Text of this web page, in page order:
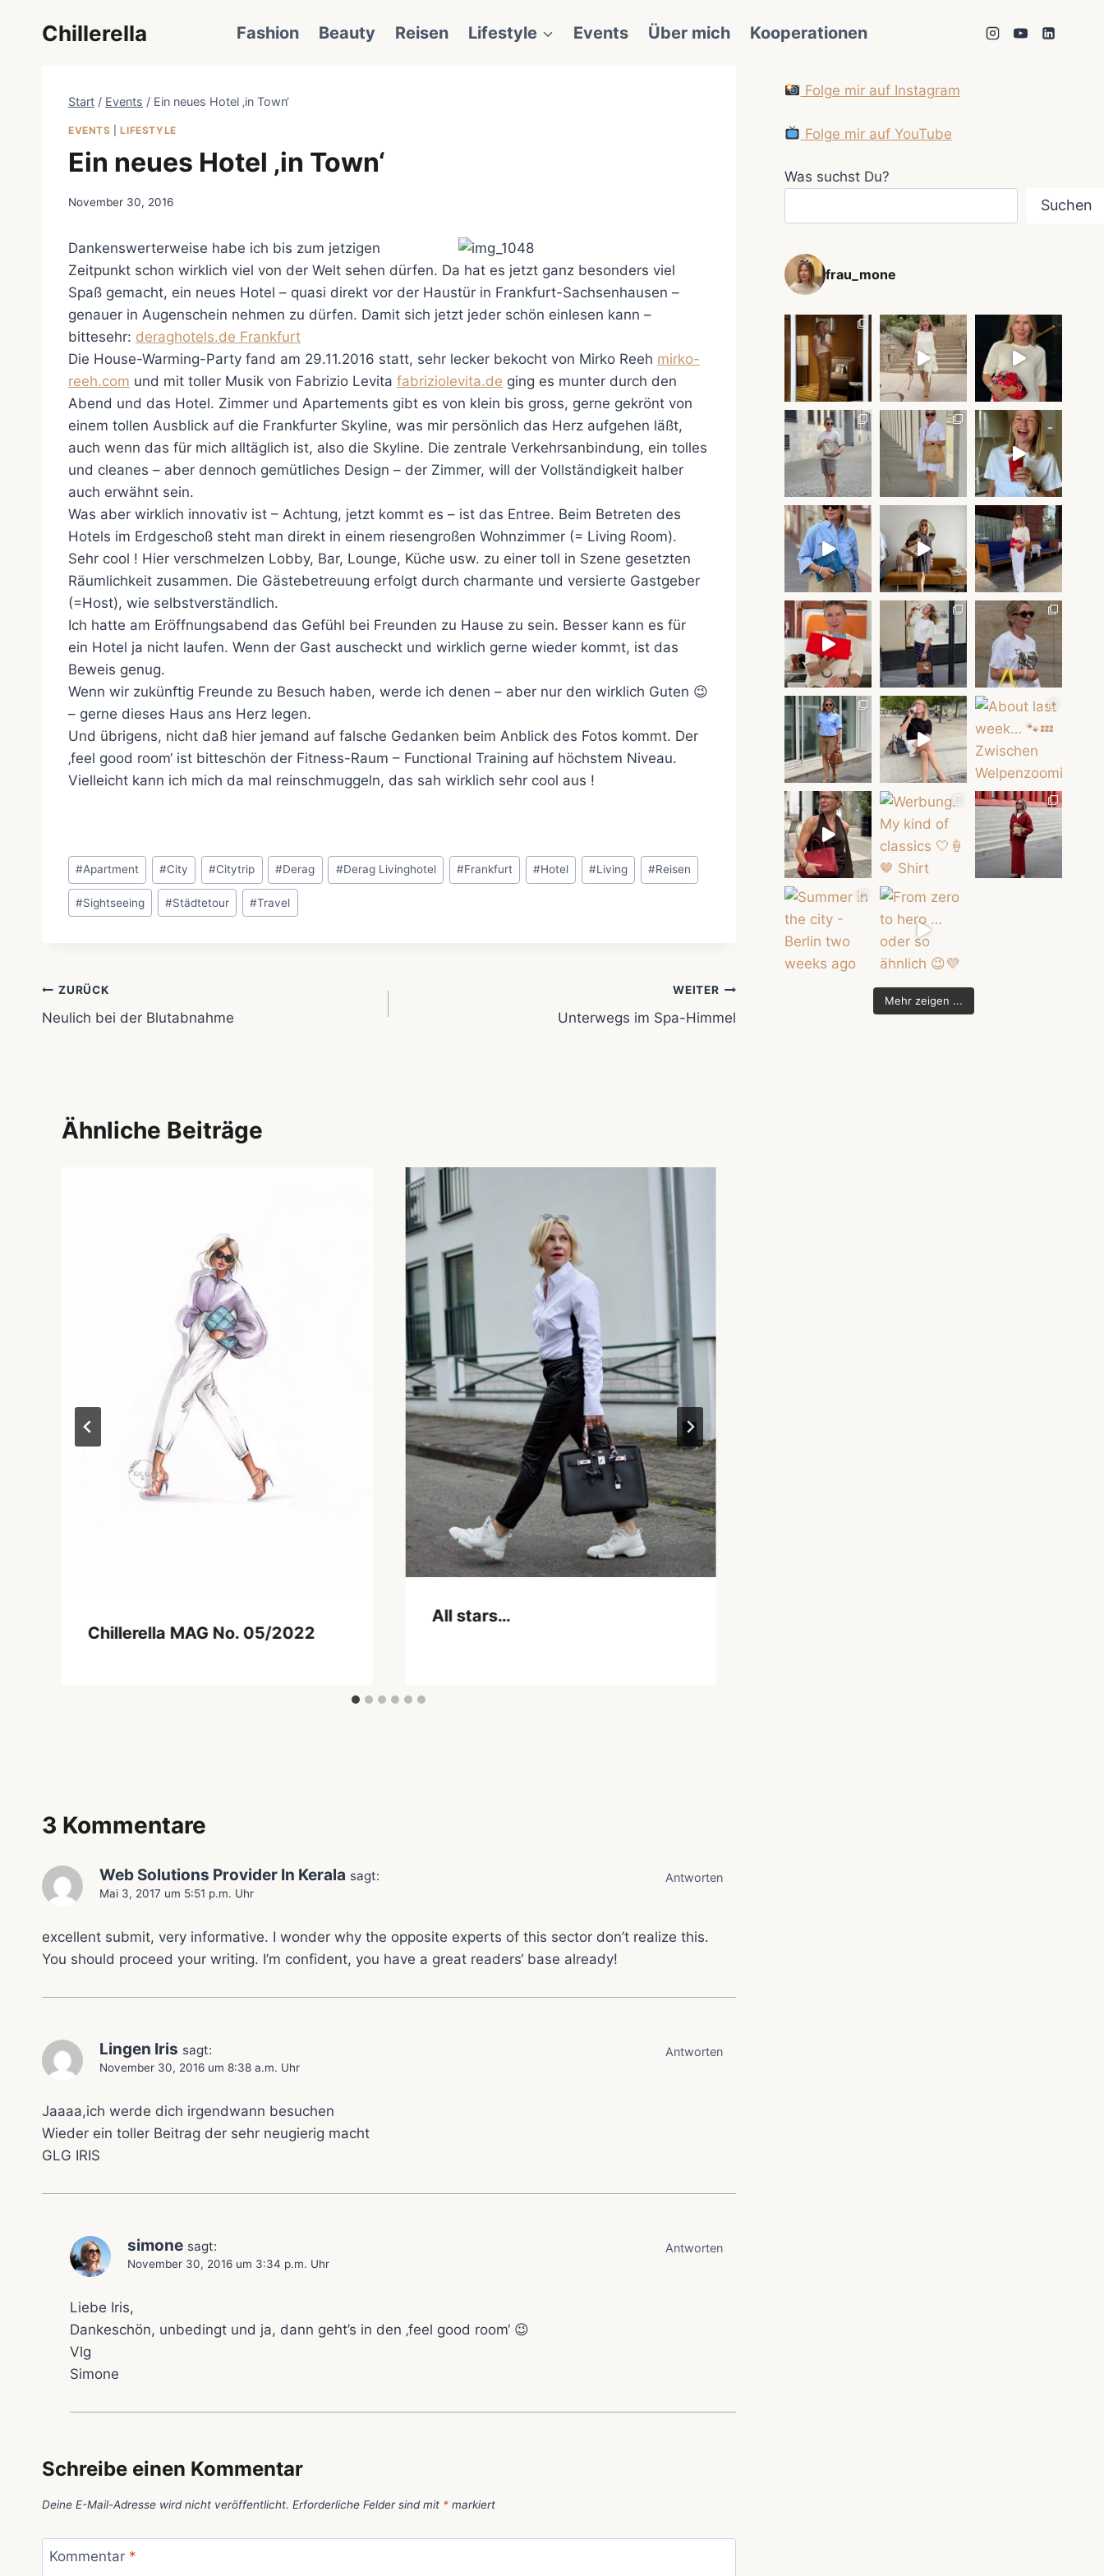
Chillerella Fashion Beauty Reisen Lifestyle Events Über mich Kooperationen
Start / Events / Ein neues Hotel ‚in Town‘
EVENTS |LIFESTYLE
Ein neues Hotel ‚in Town‘
November 30, 2016
Dankenswerterweise habe ich bis zum jetzigen
Zeitpunkt schon wirklich viel von der Welt sehen dürfen. Da hat es jetzt ganz besonders viel
Spaß gemacht, ein neues Hotel – quasi direkt vor der Haustür in Frankfurt-Sachsenhausen –
genauer in Augenschein nehmen zu dürfen. Damit sich jetzt jeder schön einlesen kann –
bittesehr: deraghotels.de Frankfurt
Die House-Warming-Party fand am 29.11.2016 statt, sehr lecker bekocht von Mirko Reeh mirko-
reeh.com und mit toller Musik von Fabrizio Levita fabriziolevita.de ging es munter durch den
Abend und das Hotel. Zimmer und Apartements gibt es von klein bis gross, gerne gekrönt von
einem tollen Ausblick auf die Frankfurter Skyline, was mir persönlich das Herz aufgehen läßt,
auch wenn das für mich alltäglich ist, also die Skyline. Die zentrale Verkehrsanbindung, ein tolles
und cleanes – aber dennoch gemütliches Design – der Zimmer, will der Vollständigkeit halber
auch erwähnt sein.
Was aber wirklich innovativ ist – Achtung, jetzt kommt es – ist das Entree. Beim Betreten des
Hotels im Erdgeschoß steht man direkt in einem riesengroßen Wohnzimmer (= Living Room).
Sehr cool ! Hier verschmelzen Lobby, Bar, Lounge, Küche usw. zu einer toll in Szene gesetzten
Räumlichkeit zusammen. Die Gästebetreuung erfolgt durch charmante und versierte Gastgeber
(=Host), wie selbstverständlich.
Ich hatte am Eröffnungsabend das Gefühl bei Freunden zu Hause zu sein. Besser kann es für
ein Hotel ja nicht laufen. Wenn der Gast auscheckt und wirklich gerne wieder kommt, ist das
Beweis genug.
Wenn wir zukünftig Freunde zu Besuch haben, werde ich denen – aber nur den wirklich Guten 😉
– gerne dieses Haus ans Herz legen.
Und übrigens, nicht daß hier jemand auf falsche Gedanken beim Anblick des Fotos kommt. Der
‚feel good room‘ ist bitteschön der Fitness-Raum – Functional Training auf höchstem Niveau.
Vielleicht kann ich mich da mal reinschmuggeln, das sah wirklich sehr cool aus !
Schlagworte:
#Apartment #City #Citytrip #Derag #Derag Livinghotel #Frankfurt #Hotel #Living #Reisen
#Sightseeing #Städtetour #Travel
Beitragsnavigation
ZURÜCK
Neulich bei der Blutabnahme
WEITER
Unterwegs im Spa-Himmel
Ähnliche Beiträge
Chillerella MAG No. 05/2022
All stars…
3 Kommentare
Web Solutions Provider In Kerala sagt:
Mai 3, 2017 um 5:51 p.m. Uhr
excellent submit, very informative. I wonder why the opposite experts of this sector don’t realize this.
You should proceed your writing. I’m confident, you have a great readers‘ base already!
Antworten
Lingen Iris sagt:
November 30, 2016 um 8:38 a.m. Uhr
Jaaaa,ich werde dich irgendwann besuchen
Wieder ein toller Beitrag der sehr neugierig macht
GLG IRIS
Antworten
simone sagt:
November 30, 2016 um 3:34 p.m. Uhr
Liebe Iris,
Dankeschön, unbedingt und ja, dann geht’s in den ‚feel good room‘ 😉
Vlg
Simone
Antworten
Schreibe einen Kommentar
Deine E-Mail-Adresse wird nicht veröffentlicht. Erforderliche Felder sind mit * markiert
Kommentar *
Folge mir auf Instagram
Folge mir auf YouTube
Was suchst Du?
Suchen
frau_mone
Mehr zeigen ...